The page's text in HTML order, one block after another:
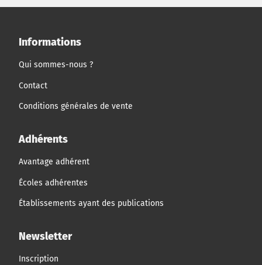
Informations
Qui sommes-nous ?
Contact
Conditions générales de vente
Adhérents
Avantage adhérent
Écoles adhérentes
Établissements ayant des publications
Newsletter
Inscription